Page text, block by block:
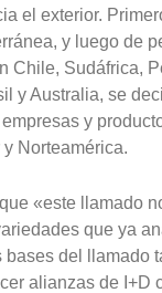
el exterior.
y luego de
Chile, Sudáfrica,
y Australia, se
y
Norteamérica.
«este llamado
que ya
bases del llamado
alianzas de I+D